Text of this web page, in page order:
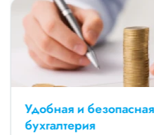
Удобная и безопасная
бухгалтерия